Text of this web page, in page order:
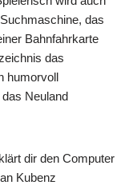
das
Bahnfahrkarte
das
humorvoll
Neuland
dir den Computer
Kubenz